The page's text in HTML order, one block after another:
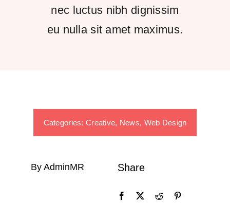
nec luctus nibh dignissim
eu nulla sit amet maximus.
Categories: Creative, News, Web Design
By AdminMR Share